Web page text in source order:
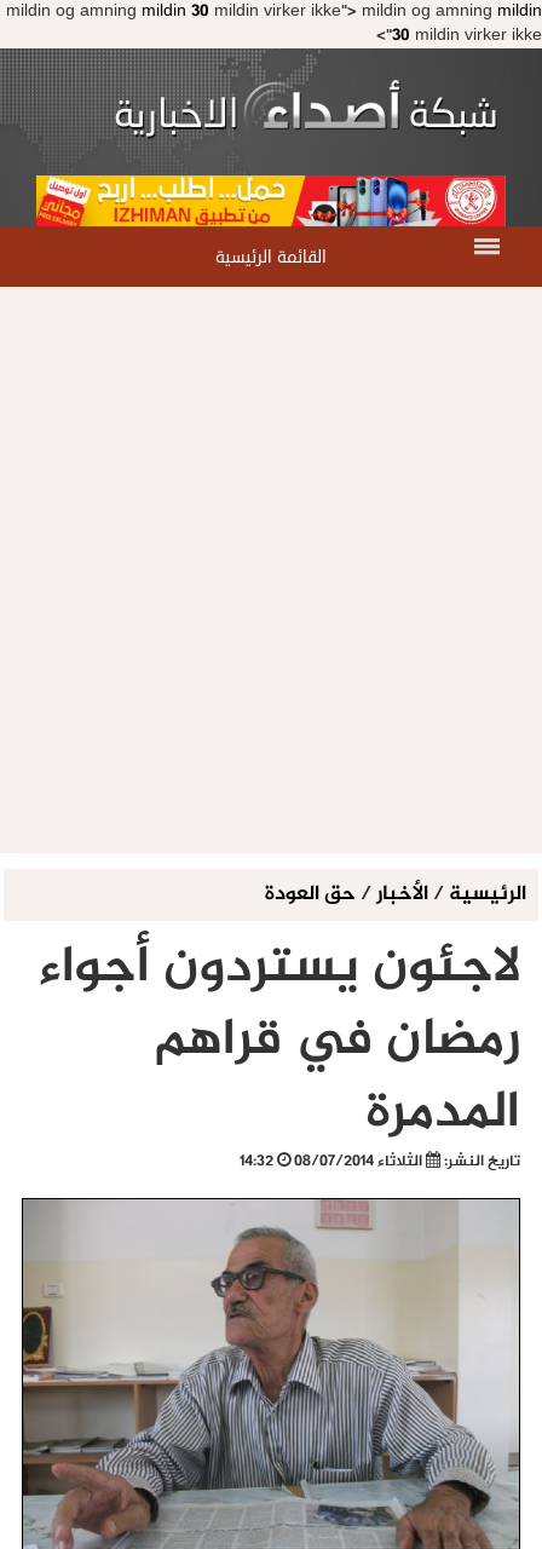
mildin og amning mildin 30 mildin virker ikke"> mildin og amning mildin
30 mildin virker ikke">
القائمة الرئيسية
الرئيسية/الأخبار/ حق العودة
لاجئون يستردون أجواء
رمضان في قراهم
المدمرة
تاريخ النشر: الثلاثاء 08/07/2014